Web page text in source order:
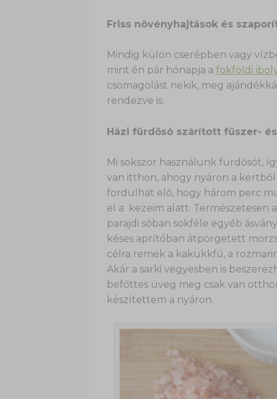
Friss növényhajtások és
Mindig külön cserépben vagy
mint én pár hónapja a fokföldi
csomagolást nekik, meg
rendezve is.
Házi fürdősó szárított fűszer-
Mi sokszor használunk fürdősót,
van itthon, ahogy nyáron a
fordulhat elő, hogy három perc
el a kezeim alatt. Természetesen a
parajdi sóban sokféle egyéb
késes aprítóban átpörgetett
célra remek a kakukkfű, a
Akár a sarki vegyesben is
befőttes üveg meg csak van
készítettem a nyáron.